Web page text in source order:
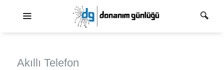
Akıllı Telefon